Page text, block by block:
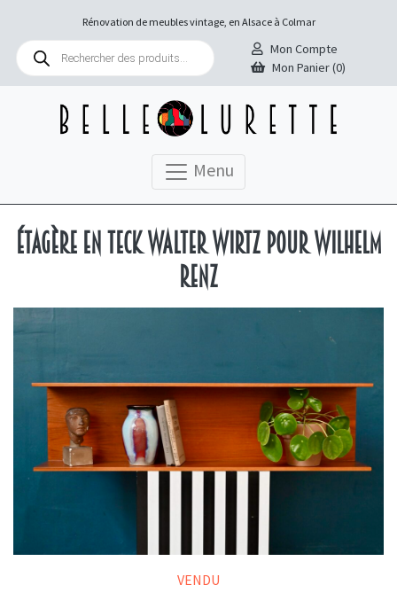
Rénovation de meubles vintage, en Alsace à Colmar
Recherche
produits
Mon Compte
Mon Panier (0)
Menu
Étagère en teck Walter Wirtz pour Wilhelm
Renz
VENDU